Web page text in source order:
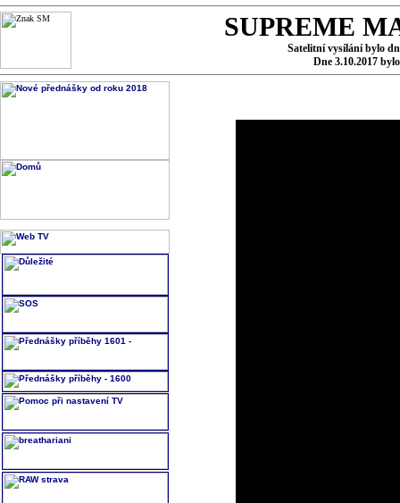
SUPREME
Satelitní vysílání bylo
Dne 3.10.2017